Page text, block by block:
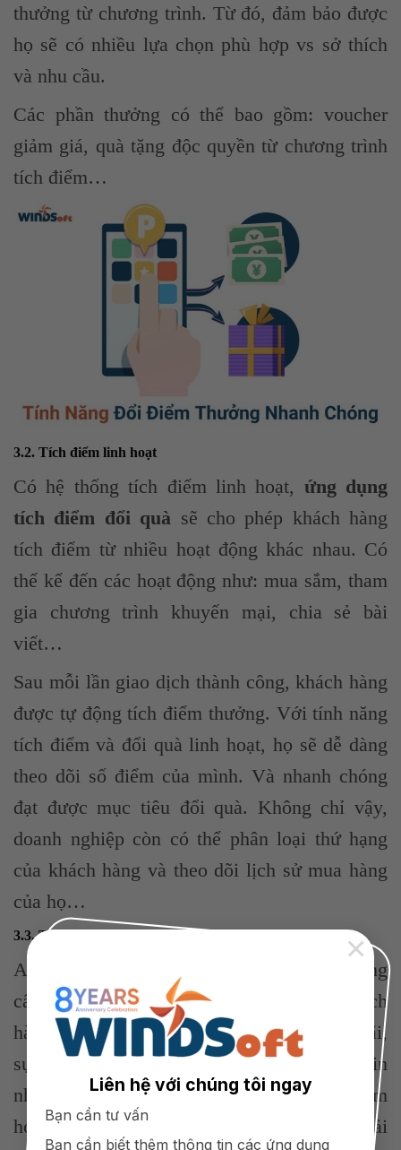
Liên hệ với chúng tôi ngay
Bạn cần tư vấn
Bạn cần biết thêm thông tin các ứng dụng
×
thưởng từ chương trình. Từ đó, đảm bảo được
họ sẽ có nhiều lựa chọn phù hợp vs sở thích
và nhu cầu.
Các phần thưởng có thể bao gồm: voucher
giảm giá, quà tặng độc quyền từ chương trình
tích điểm…
3.2. Tích điểm linh hoạt
Có hệ thống tích điểm linh hoạt, ứng dụng
tích điểm đổi quà sẽ cho phép khách hàng
tích điểm từ nhiều hoạt động khác nhau. Có
thể kể đến các hoạt động như: mua sắm, tham
gia chương trình khuyến mại, chia sẻ bài
viết…
Sau mỗi lần giao dịch thành công, khách hàng
được tự động tích điểm thưởng. Với tính năng
tích điểm và đổi quà linh hoạt, họ sẽ dễ dàng
theo dõi số điểm của mình. Và nhanh chóng
đạt được mục tiêu đổi quà. Không chỉ vậy,
doanh nghiệp còn có thể phân loại thứ hạng
của khách hàng và theo dõi lịch sử mua hàng
của họ…
3.3. Tính năng thông báo
App tích điểm có tính năng thông báo, cung
cấp những thông báo mới đến với từng khách
hàng như: các chương trình tích điểm, ưu đãi,
sự kiện đặc biệt… Giúp họ nhận thông tin
nhanh chóng và không bỏ lỡ cơ hội tích điểm
hoặc bất kỳ ưu đãi nào. Qua đó, tạo ra một trải